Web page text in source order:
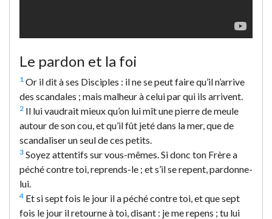
Le pardon et la foi
1 Or il dit à ses Disciples : il ne se peut faire qu’il n’arrive
des scandales ; mais malheur à celui par qui ils arrivent.
2 Il lui vaudrait mieux qu’on lui mît une pierre de meule
autour de son cou, et qu’il fût jeté dans la mer, que de
scandaliser un seul de ces petits.
3 Soyez attentifs sur vous-mêmes. Si donc ton Frère a
péché contre toi, reprends-le ; et s’il se repent, pardonne-
lui.
4 Et si sept fois le jour il a péché contre toi, et que sept
fois le jour il retourne à toi, disant : je me repens ; tu lui